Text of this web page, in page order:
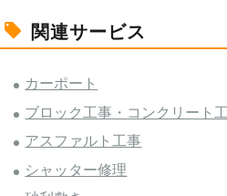
関連サービス
カーポート
ブロック工事・コンクリート
アスファルト工事
シャッター修理